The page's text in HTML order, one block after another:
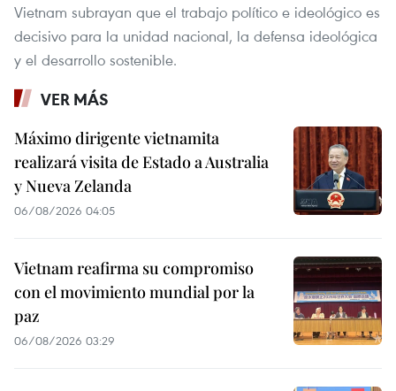
Vietnam subrayan que el trabajo político e ideológico es
decisivo para la unidad nacional, la defensa ideológica
y el desarrollo sostenible.
VER MÁS
Máximo dirigente vietnamita
realizará visita de Estado a Australia
y Nueva Zelanda
06/08/2026 04:05
Vietnam reafirma su compromiso
con el movimiento mundial por la
paz
06/08/2026 03:29